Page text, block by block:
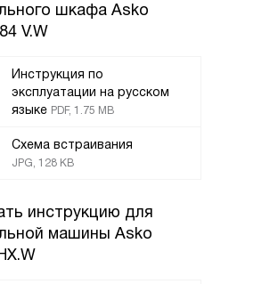
шкафа Asko
V.W
Инструкция по
эксплуатации на русском
языке PDF, 1.75 MB
Схема встраивания
JPG, 128 KB
инструкцию для
машины Asko